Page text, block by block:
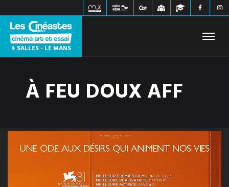
4 SALLES - LE MANS
FILMS À L'AFFICHE PROCHAINEMENT HORAIRES
INFOS PRATIQUES CONTACT
À FEU DOUX AFF